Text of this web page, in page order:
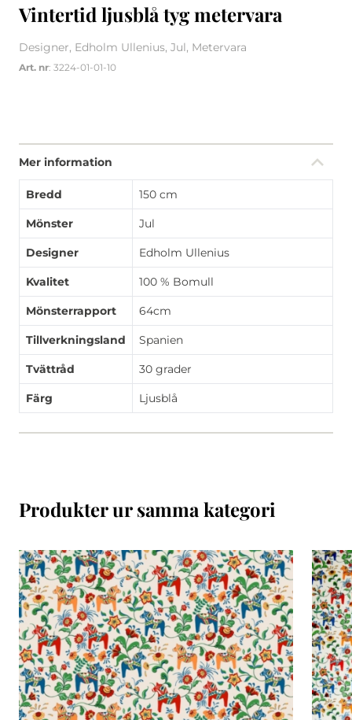
Vintertid ljusblå tyg metervara
Designer, Edholm Ullenius, Jul, Metervara
Art. nr: 3224-01-01-10
Mer information
Bredd 150 cm
Mönster Jul
Designer Edholm Ullenius
Kvalitet 100 % Bomull
Mönsterrapport 64cm
Tillverkningsland Spanien
Tvättråd 30 grader
Färg Ljusblå
Produkter ur samma kategori